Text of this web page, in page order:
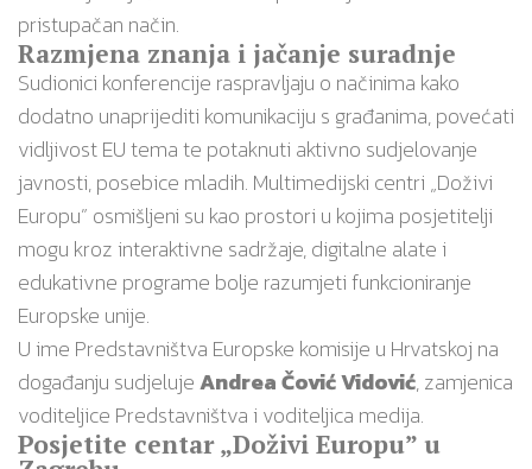
pristupačan način.
Razmjena znanja i jačanje suradnje
Sudionici konferencije raspravljaju o načinima kako
dodatno unaprijediti komunikaciju s građanima, povećati
vidljivost EU tema te potaknuti aktivno sudjelovanje
javnosti, posebice mladih. Multimedijski centri „Doživi
Europu” osmišljeni su kao prostori u kojima posjetitelji
mogu kroz interaktivne sadržaje, digitalne alate i
edukativne programe bolje razumjeti funkcioniranje
Europske unije.
U ime Predstavništva Europske komisije u Hrvatskoj na
događanju sudjelujeAndrea Čović Vidović, zamjenica
voditeljice Predstavništva i voditeljica medija.
Posjetite centar „Doživi Europu” u